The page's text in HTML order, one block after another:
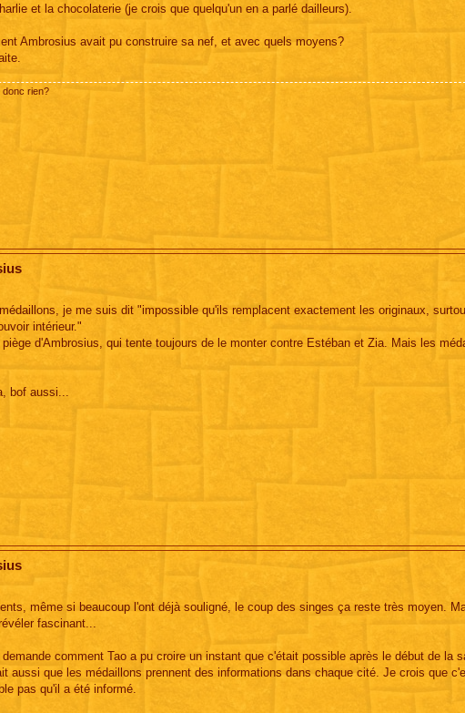
et la chocolaterie (je crois que quelqu'un en a parlé dailleurs).
Ambrosius avait pu construire sa nef, et avec quels moyens?
donc rien?
je me suis dit "impossible qu'ils remplacent exactement les originaux,
intérieur."
d'Ambrosius, qui tente toujours de le monter contre Estéban et Zia. Mais les
bof aussi...
même si beaucoup l'ont déjà souligné, le coup des singes ça reste très moyen.
fascinant...
comment Tao a pu croire un instant que c'était possible après le début de la
aussi que les médaillons prennent des informations dans chaque cité. Je crois que
pas qu'il a été informé.